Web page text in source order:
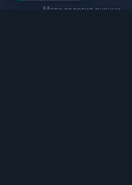
Методология оценки